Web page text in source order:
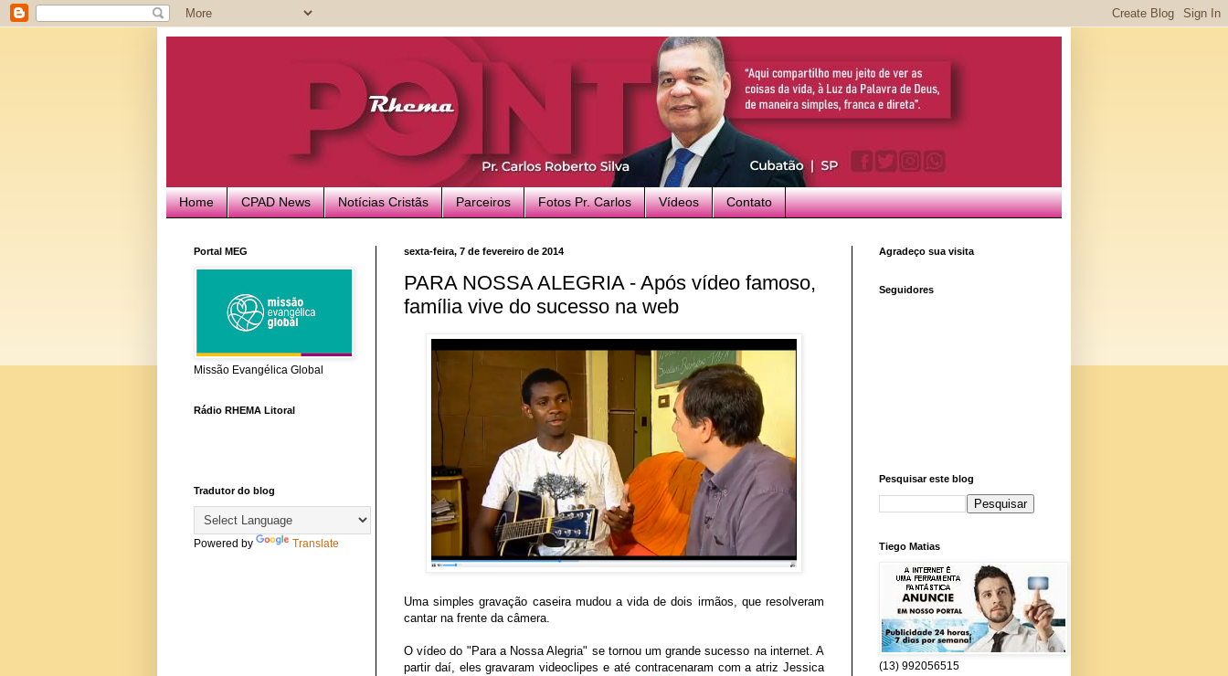
Home CPAD News Notícias Cristãs Parceiros Fotos Pr. Carlos Vídeos Contato
sexta-feira, 7 de fevereiro de 2014
PARA NOSSA ALEGRIA - Após vídeo famoso,
família vive do sucesso na web
Uma simples gravação caseira mudou a vida de dois irmãos, que resolveram
cantar na frente da câmera.
O vídeo do "Para a Nossa Alegria" se tornou um grande sucesso na internet. A
partir daí, eles gravaram videoclipes e até contracenaram com a atriz Jessica
Portal MEG
Missão Evangélica Global
Rádio RHEMA Litoral
Tradutor do blog
Powered by Translate
Agradeço sua visita
Seguidores
Pesquisar este blog
Tiego Matias
(13) 992056515